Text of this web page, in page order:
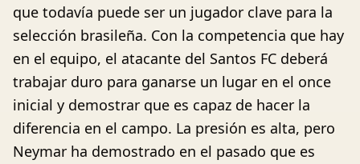
que todavía puede ser un jugador clave para la
selección brasileña. Con la competencia que hay
en el equipo, el atacante del Santos FC deberá
trabajar duro para ganarse un lugar en el once
inicial y demostrar que es capaz de hacer la
diferencia en el campo. La presión es alta, pero
Neymar ha demostrado en el pasado que es